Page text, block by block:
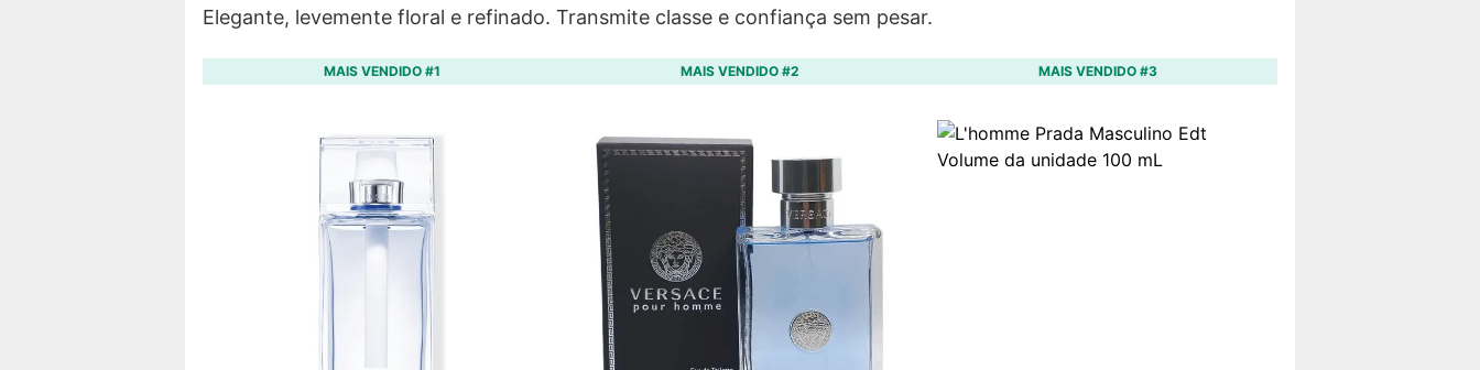
Elegante, levemente floral e refinado. Transmite classe e confiança sem pesar.
MAIS VENDIDO #1 MAIS VENDIDO #2 MAIS VENDIDO #3